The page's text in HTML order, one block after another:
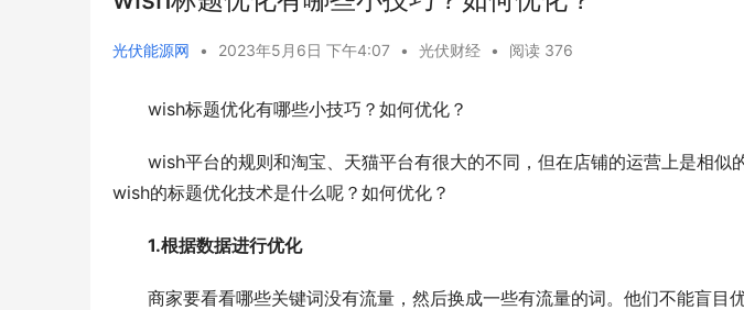
光伏能源网 • 2023年5月6日 下午4:07 • 光伏财经 • 阅读 376
wish标题优化有哪些小技巧？如何优化？
wish平台的规则和淘宝、天猫平台有很大的不同，但在店铺的运营上是相似
wish的标题优化技术是什么呢？如何优化？
1.根据数据进行优化
商家要看看哪些关键词没有流量，然后换成一些有流量的词。他们不能盲目